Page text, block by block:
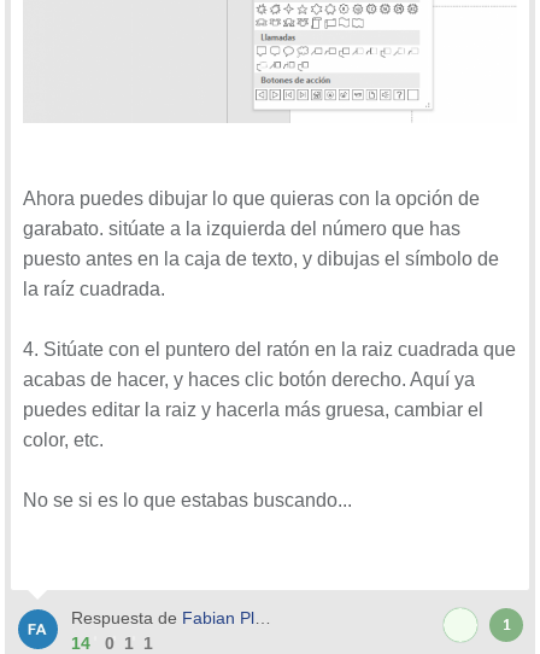
Ahora puedes dibujar lo que quieras con la opción de
garabato. sitúate a la izquierda del número que has
puesto antes en la caja de texto, y dibujas el símbolo de
la raíz cuadrada.
4. Sitúate con el puntero del ratón en la raiz cuadrada que
acabas de hacer, y haces clic botón derecho. Aquí ya
puedes editar la raiz y hacerla más gruesa, cambiar el
color, etc.
No se si es lo que estabas buscando...
Respuesta de Fabian Plaza
14
0 1 1
1